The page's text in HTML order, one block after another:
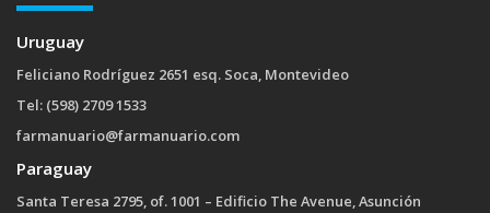
Uruguay
Feliciano Rodríguez 2651 esq. Soca, Montevideo
Tel: (598) 2709 1533
farmanuario@farmanuario.com
Paraguay
Santa Teresa 2795, of. 1001 – Edificio The Avenue, Asunción